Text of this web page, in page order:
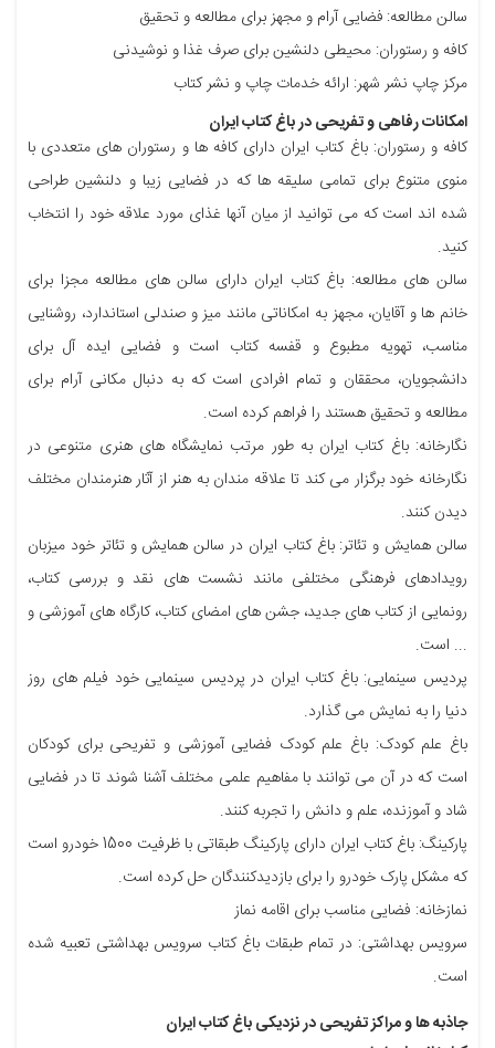
سالن مطالعه: فضایی آرام و مجهز برای مطالعه و تحقیق
کافه و رستوران: محیطی دلنشین برای صرف غذا و نوشیدنی
مرکز چاپ نشر شهر: ارائه خدمات چاپ و نشر کتاب
امکانات رفاهی و تفریحی در باغ کتاب ایران
کافه و رستوران: باغ کتاب ایران دارای کافه ها و رستوران های متعددی با
منوی متنوع برای تمامی سلیقه ها که در فضایی زیبا و دلنشین طراحی
شده اند است که می توانید از میان آنها غذای مورد علاقه خود را انتخاب
کنید.
سالن های مطالعه: باغ کتاب ایران دارای سالن های مطالعه مجزا برای
خانم ها و آقایان، مجهز به امکاناتی مانند میز و صندلی استاندارد، روشنایی
مناسب، تهویه مطبوع و قفسه کتاب است و فضایی ایده آل برای
دانشجویان، محققان و تمام افرادی است که به دنبال مکانی آرام برای
مطالعه و تحقیق هستند را فراهم کرده است.
نگارخانه: باغ کتاب ایران به طور مرتب نمایشگاه های هنری متنوعی در
نگارخانه خود برگزار می کند تا علاقه مندان به هنر از آثار هنرمندان مختلف
دیدن کنند.
سالن همایش و تئاتر: باغ کتاب ایران در سالن همایش و تئاتر خود میزبان
رویدادهای فرهنگی مختلفی مانند نشست های نقد و بررسی کتاب،
رونمایی از کتاب های جدید، جشن های امضای کتاب، کارگاه های آموزشی و
... است.
پردیس سینمایی: باغ کتاب ایران در پردیس سینمایی خود فیلم های روز
دنیا را به نمایش می گذارد.
باغ علم کودک: باغ علم کودک فضایی آموزشی و تفریحی برای کودکان
است که در آن می توانند با مفاهیم علمی مختلف آشنا شوند تا در فضایی
شاد و آموزنده، علم و دانش را تجربه کنند.
پارکینگ: باغ کتاب ایران دارای پارکینگ طبقاتی با ظرفیت 1500 خودرو است
که مشکل پارک خودرو را برای بازدیدکنندگان حل کرده است.
نمازخانه: فضایی مناسب برای اقامه نماز
سرویس بهداشتی: در تمام طبقات باغ کتاب سرویس بهداشتی تعبیه شده
است.
جاذبه ها و مراکز تفریحی در نزدیکی باغ کتاب ایران